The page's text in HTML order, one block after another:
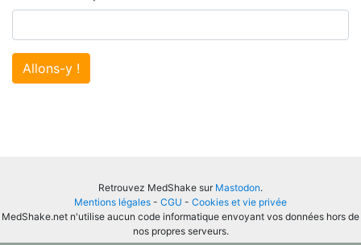
Allons-y !
Retrouvez MedShake sur Mastodon.
Mentions légales - CGU - Cookies et vie privée
MedShake.net n'utilise aucun code informatique envoyant vos données hors de
nos propres serveurs.